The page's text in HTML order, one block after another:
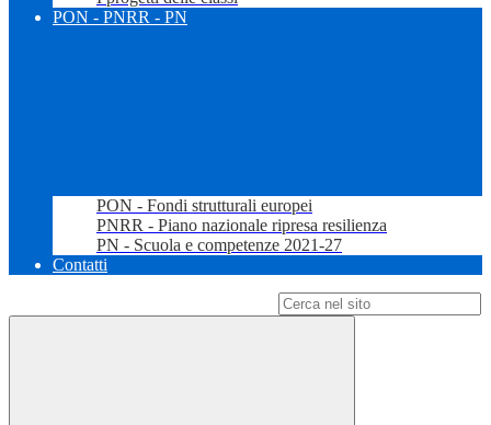
PON - PNRR - PN
PON - Fondi strutturali europei
PNRR - Piano nazionale ripresa resilienza
PN - Scuola e competenze 2021-27
Contatti